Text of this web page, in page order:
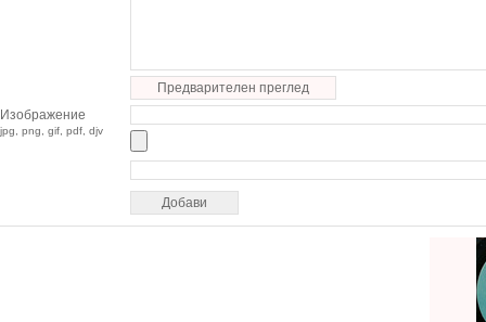
Предварителен преглед
Изображение
jpg, png, gif, pdf, djv